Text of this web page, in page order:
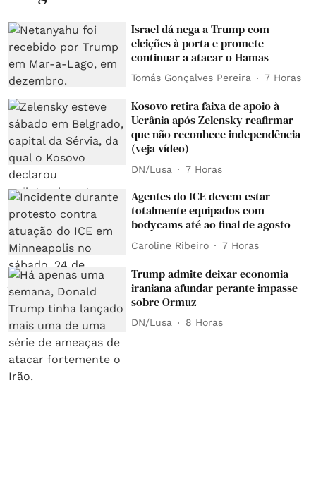
Israel dá nega a Trump com
eleições à porta e promete
continuar a atacar o Hamas
Tomás Gonçalves Pereira 7 Horas
Kosovo retira faixa de apoio à
Ucrânia após Zelensky reafirmar
que não reconhece independência
(veja vídeo)
DN/Lusa 7 Horas
Agentes do ICE devem estar
totalmente equipados com
bodycams até ao final de agosto
Caroline Ribeiro 7 Horas
Trump admite deixar economia
iraniana afundar perante impasse
sobre Ormuz
DN/Lusa 8 Horas